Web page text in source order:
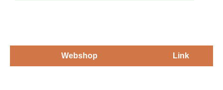
Webshop Link